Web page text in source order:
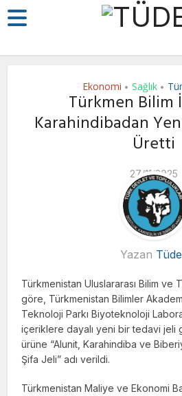
Ekonomi • Sağlık •
Türkmen Bilim
Karahindibadan
Üretti
27/11/2025
Yazan
Türkmenistan Uluslararası Bilim ve
göre, Türkmenistan Bilimler
Teknoloji Parkı Biyoteknoloji
içeriklere dayalı yeni bir tedavi jeli
ürüne “Alunit, Karahindiba ve
Şifa Jeli” adı verildi.
Türkmenistan Maliye ve Ekonomi